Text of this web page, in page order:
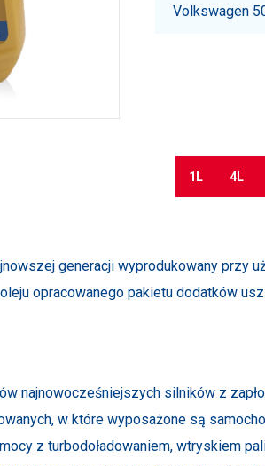
Volkswagen
1L 4L
generacji wyprodukowany przy
opracowanego pakietu dodatków
najnowocześniejszych silników z
w które wyposażone są
z turbodoładowaniem, wtryskiem